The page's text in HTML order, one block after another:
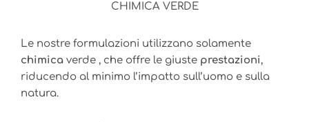
CHIMICA VERDE
Le nostre formulazioni utilizzano solamente
chimica verde , che offre le giuste prestazioni,
riducendo al minimo l’impatto sull’uomo e sulla
natura.